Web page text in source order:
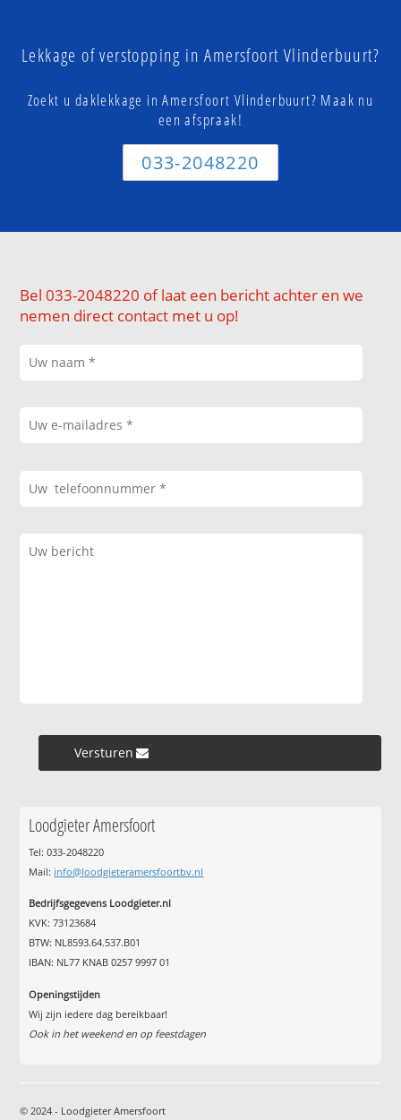
Lekkage of verstopping in Amersfoort Vlinderbuurt?
Zoekt u daklekkage in Amersfoort Vlinderbuurt? Maak nu
een afspraak!
033-2048220
Bel 033-2048220 of laat een bericht achter en we
nemen direct contact met u op!
Versturen »
Loodgieter Amersfoort
Tel: 033-2048220
Mail: info@loodgieteramersfoortbv.nl
Bedrijfsgegevens Loodgieter.nl
KVK: 73123684
BTW: NL8593.64.537.B01
IBAN: NL77 KNAB 0257 9997 01
Openingstijden
Wij zijn iedere dag bereikbaar!
Ook in het weekend en op feestdagen
© 2024 - Loodgieter Amersfoort